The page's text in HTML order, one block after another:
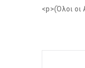
<p>(Όλοι